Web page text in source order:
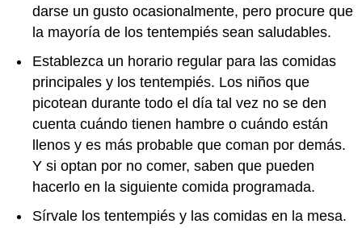
darse un gusto ocasionalmente, pero procure que
la mayoría de los tentempiés sean saludables.
Establezca un horario regular para las comidas
principales y los tentempiés. Los niños que
picotean durante todo el día tal vez no se den
cuenta cuándo tienen hambre o cuándo están
llenos y es más probable que coman por demás.
Y si optan por no comer, saben que pueden
hacerlo en la siguiente comida programada.
Sírvale los tentempiés y las comidas en la mesa.